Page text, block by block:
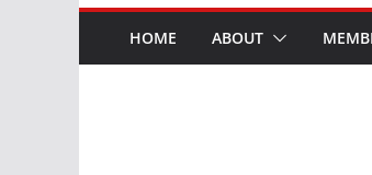
Beserta
Pererat
HOME ABOUT